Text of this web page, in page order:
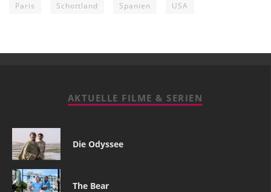
Paris Schottland Spanien USA
AKTUELLE FILME & SERIEN
Die Odyssee
The Bear